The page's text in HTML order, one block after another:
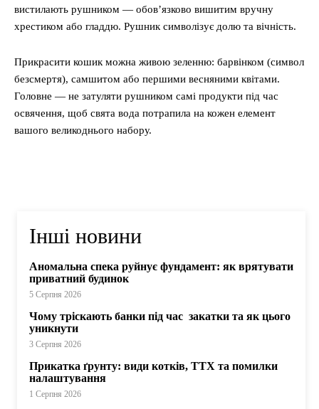
вистилають рушником — обов’язково вишитим вручну
хрестиком або гладдю. Рушник символізує долю та вічність.
Прикрасити кошик можна живою зеленню: барвінком (символ
безсмертя), самшитом або першими весняними квітами.
Головне — не затуляти рушником самі продукти під час
освячення, щоб свята вода потрапила на кожен елемент
вашого великоднього набору.
Інші новини
Аномальна спека руйнує фундамент: як врятувати
приватний будинок
5 Серпня 2026
Чому тріскають банки під час закатки та як цього
уникнути
3 Серпня 2026
Прикатка ґрунту: види котків, ТТХ та помилки
налаштування
1 Серпня 2026